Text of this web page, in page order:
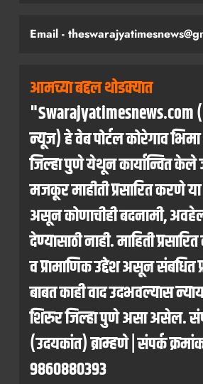
Email -
आमच्या बद्दल थोडक्यात
"Swarajyatimesnews.com (
न्यूज) हे वेब पोर्टल कोरेगाव
जिल्हा पुणे येथून कार्यान्वित
मजकूर माहीती प्रसारित करणे
असून कोणाचीही बदनामी,
देण्यासाठी नाही. माहिती
व प्रामाणिक उद्देश असून संबधित
बाबत काही वाद उदभवल्यास
शिरुर जिल्हा पुणे असा असेल.
(उदयकांत) ब्राम्हणे | संपर्क
9860880393